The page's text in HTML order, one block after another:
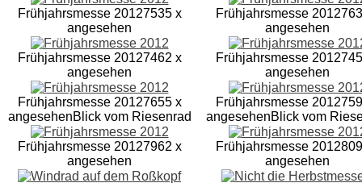
Frühjahrsmesse 20127535 x
angesehen
Frühjahrsmesse 2012
angesehen
Frühjahrsmesse 20127462 x
angesehen
Frühjahrsmesse 2012
angesehen
Frühjahrsmesse 20127655 x
angesehenBlick vom Riesenrad
Frühjahrsmesse 2012
angesehenBlick vom
Frühjahrsmesse 20127962 x
angesehen
Frühjahrsmesse 2012
angesehen